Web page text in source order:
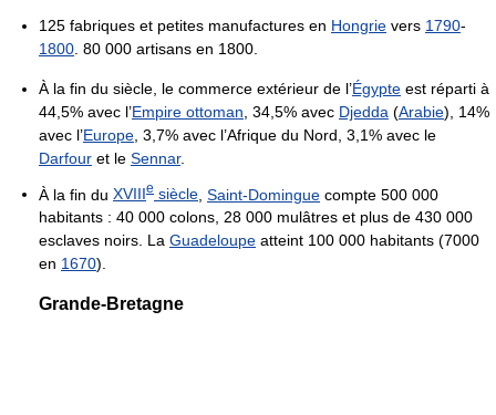
125 fabriques et petites manufactures en Hongrie vers 1790-
1800 . 80 000 artisans en 1800.
À la fin du siècle, le commerce extérieur de l’Égypte est réparti à
44,5% avec l’Empire ottoman , 34,5% avec Djedda (Arabie), 14%
avec l’Europe , 3,7% avec l’Afrique du Nord, 3,1% avec le
Darfour et le Sennar.
À la fin du XVIIIe siècle Saint-Domingue compte 500 000
habitants : 40 000 colons, 28 000 mulâtres et plus de 430 000
esclaves noirs. La Guadeloupe atteint 100 000 habitants (7000
en 1670).
Grande-Bretagne